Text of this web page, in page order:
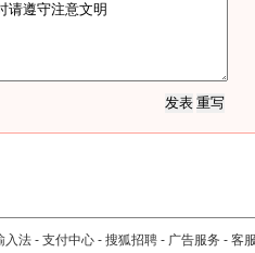
入法 - 支付中心 - 搜狐招聘 - 广告服务 - 客